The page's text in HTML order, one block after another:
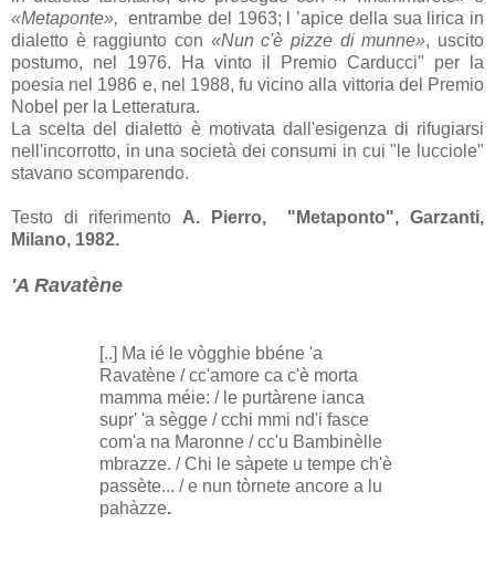
«Metaponte», entrambe del 1963; l ’apice della sua lirica in
dialetto è raggiunto con «Nun c'è pizze di munne», uscito
postumo, nel 1976. Ha vinto il Premio Carducci" per la
poesia nel 1986 e, nel 1988, fu vicino alla vittoria del Premio
Nobel per la Letteratura.
La scelta del dialetto è motivata dall'esigenza di rifugiarsi
nell'incorrotto, in una società dei consumi in cui "le lucciole"
stavano scomparendo.
Testo di riferimento A. Pierro, "Metaponto", Garzanti,
Milano, 1982.
'A Ravatène
[..] Ma ié le vògghie bbéne 'a
Ravatène / cc'amore ca c'è morta
mamma méie: / le purtàrene ianca
supr' 'a sègge / cchi mmi nd'i fasce
com'a na Maronne / cc'u Bambinèlle
mbrazze. / Chi le sàpete u tempe ch'è
passète... / e nun tòrnete ancore a lu
pahàzze.